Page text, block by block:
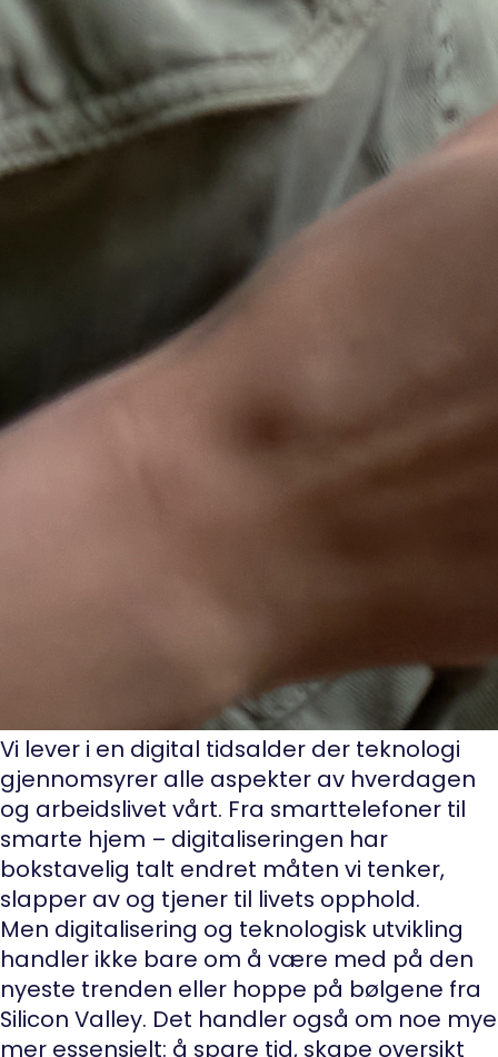
Vi lever i en digital tidsalder der teknologi
gjennomsyrer alle aspekter av hverdagen
og arbeidslivet vårt. Fra smarttelefoner til
smarte hjem – digitaliseringen har
bokstavelig talt endret måten vi tenker,
slapper av og tjener til livets opphold.
Men digitalisering og teknologisk utvikling
handler ikke bare om å være med på den
nyeste trenden eller hoppe på bølgene fra
Silicon Valley. Det handler også om noe mye
mer essensielt: å spare tid, skape oversikt